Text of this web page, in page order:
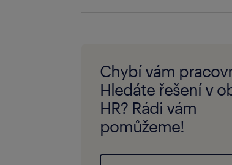
Chybí vám
Hledáte řešení v
HR? Rádi vám
pomůžeme!